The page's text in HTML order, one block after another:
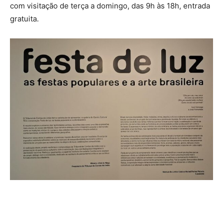
com visitação de terça a domingo, das 9h às 18h, entrada
gratuita.